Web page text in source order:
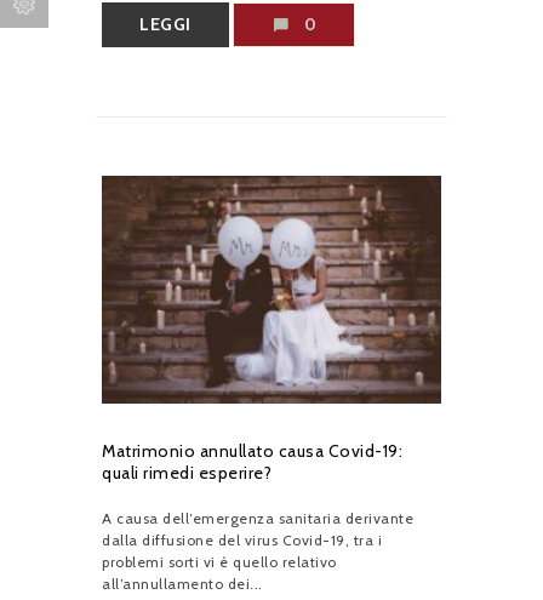
LEGGI 0
Matrimonio annullato causa Covid-19:
quali rimedi esperire?
A causa dell’emergenza sanitaria derivante
dalla diffusione del virus Covid-19, tra i
problemi sorti vi è quello relativo
all’annullamento dei...